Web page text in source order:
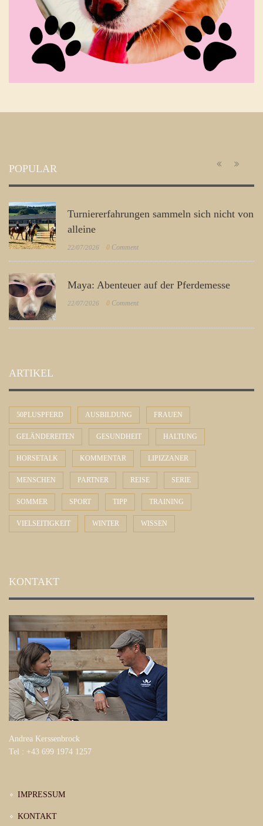
POPULAR
Turniererfahrungen sammeln sich nicht von
alleine
22/07/2026 0 Comment
Maya: Abenteuer auf der Pferdemesse
22/07/2026 0 Comment
ARTIKEL
50PLUSPFERD AUSBILDUNG FRAUEN
GELÄNDEREITEN GESUNDHEIT HALTUNG
HORSETALK KOMMENTAR LIPIZZANER
MENSCHEN PARTNER REISE SERIE
SOMMER SPORT TIPP TRAINING
VIELSEITIGKEIT WINTER WISSEN
KONTAKT
Andrea Kerssenbrock
Tel : +43 699 1974 1257
IMPRESSUM
KONTAKT